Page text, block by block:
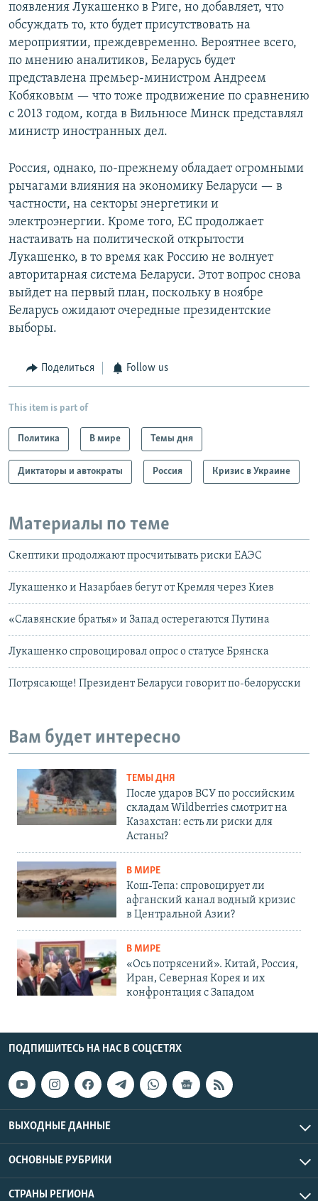
появления Лукашенко в Риге, но добавляет, что
обсуждать то, кто будет присутствовать на
мероприятии, преждевременно. Вероятнее всего,
по мнению аналитиков, Беларусь будет
представлена премьер-министром Андреем
Кобяковым — что тоже продвижение по сравнению
с 2013 годом, когда в Вильнюсе Минск представлял
министр иностранных дел.
Россия, однако, по-прежнему обладает огромными
рычагами влияния на экономику Беларуси — в
частности, на секторы энергетики и
электроэнергии. Кроме того, ЕС продолжает
настаивать на политической открытости
Лукашенко, в то время как Россию не волнует
авторитарная система Беларуси. Этот вопрос снова
выйдет на первый план, поскольку в ноябре
Беларусь ожидают очередные президентские
выборы.
Поделиться Follow us
This item is part of
Политика В мире Темы дня
Диктаторы и автократы Россия Кризис в Украине
Материалы по теме
Скептики продолжают просчитывать риски ЕАЭС
Лукашенко и Назарбаев бегут от Кремля через Киев
«Славянские братья» и Запад остерегаются Путина
Лукашенко спровоцировал опрос о статусе Брянска
Потрясающе! Президент Беларуси говорит по-белорусски
Вам будет интересно
ТЕМЫ ДНЯ
После ударов ВСУ по российским
складам Wildberries смотрит на
Казахстан: есть ли риски для
Астаны?
В МИРЕ
Кош-Тепа: спровоцирует ли
афганский канал водный кризис
в Центральной Азии?
В МИРЕ
«Ось потрясений». Китай, Россия,
Иран, Северная Корея и их
конфронтация с Западом
ПОДПИШИТЕСЬ НА НАС В СОЦСЕТЯХ
ВЫХОДНЫЕ ДАННЫЕ
ОСНОВНЫЕ РУБРИКИ
СТРАНЫ РЕГИОНА